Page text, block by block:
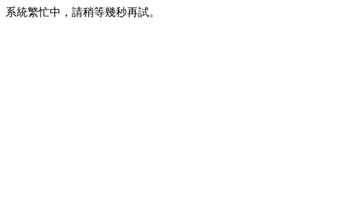
系統繁忙中，請稍等幾秒再試。